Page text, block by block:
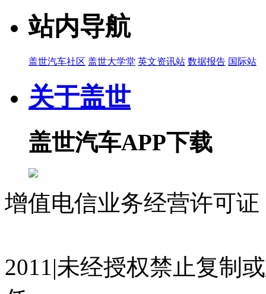
站内导航
盖世汽车社区 盖世大学堂 英文资讯站 数据报告 国际站
关于盖世
盖世汽车APP下载
增值电信业务经营许可
2011|未经授权禁止复制